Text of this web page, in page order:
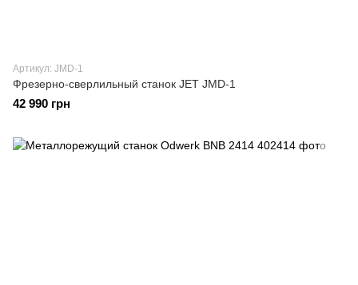
Артикул: JMD-1
Фрезерно-сверлильный станок JET JMD-1
42 990 грн